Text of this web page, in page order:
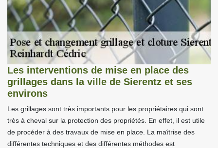
Les interventions de mise en place des
grillages dans la ville de Sierentz et ses
environs
Les grillages sont très importants pour les propriétaires qui sont
très à cheval sur la protection des propriétés. En effet, il est utile
de procéder à des travaux de mise en place. La maîtrise des
différentes techniques et des différentes méthodes est